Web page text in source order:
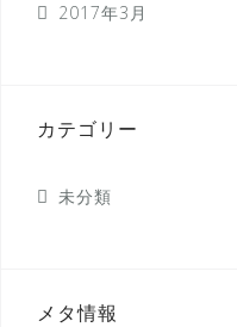
2017年3月
カテゴリー
未分類
メタ情報